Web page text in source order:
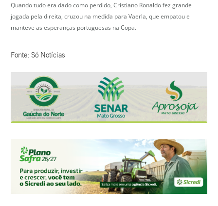
Quando tudo era dado como perdido, Cristiano Ronaldo fez grande
jogada pela direita, cruzou na medida para Vaerla, que empatou e
manteve as esperanças portuguesas na Copa.
Fonte: Só Notícias